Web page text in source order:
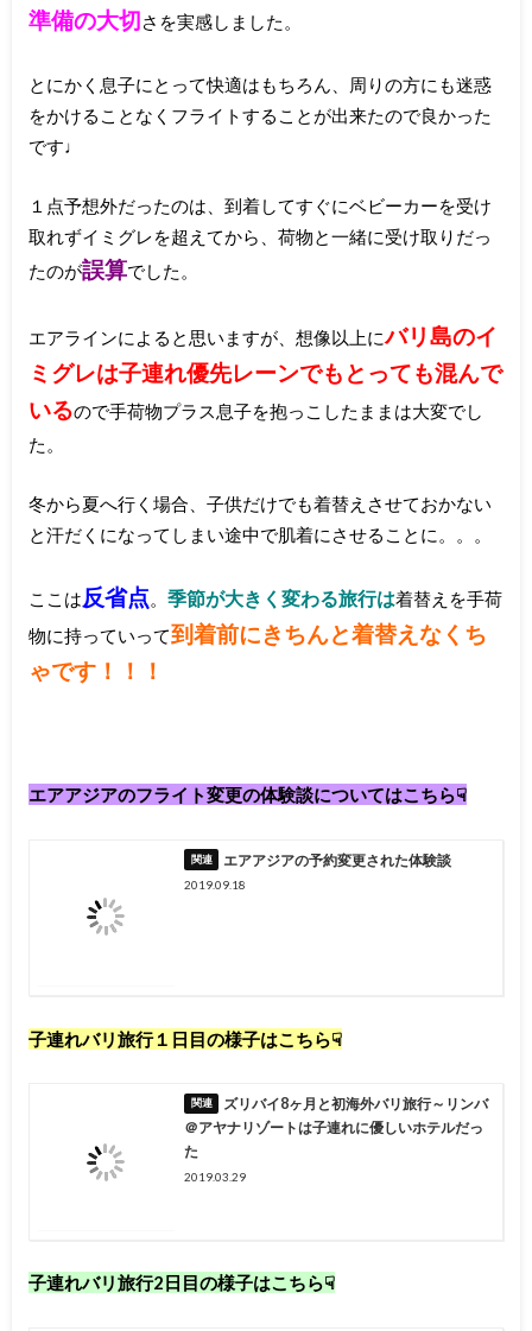
準備の大切さを実感しました。
とにかく息子にとって快適はもちろん、周りの方にも迷惑
をかけることなくフライトすることが出来たので良かった
です♩
１点予想外だったのは、到着してすぐにベビーカーを受け
取れずイミグレを超えてから、荷物と一緒に受け取りだっ
たのが誤算でした。
エアラインによると思いますが、想像以上にバリ島のイ
ミグレは子連れ優先レーンでもとっても混んで
いるので手荷物プラス息子を抱っこしたままは大変でし
た。
冬から夏へ行く場合、子供だけでも着替えさせておかない
と汗だくになってしまい途中で肌着にさせることに。。。
ここは反省点。 季節が大きく変わる旅行は着替えを手荷
物に持っていって到着前にきちんと着替えなくち
ゃです！！！
エアアジアのフライト変更の体験談についてはこちら☟
エアアジアの予約変更された体験談
2019.09.18
子連れバリ旅行１日目の様子はこちら☟
ズリバイ8ヶ月と初海外バリ旅行～リンバ
＠アヤナリゾートは子連れに優しいホテルだっ
た
2019.03.29
子連れバリ旅行2日目の様子はこちら☟